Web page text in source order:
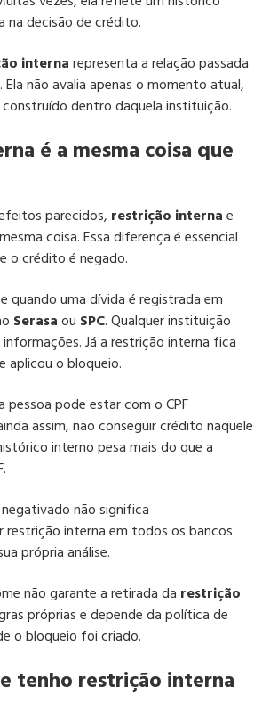
na decisão de crédito.
internarepresenta a relação passada
não avalia apenas o momento atual,
dentro daquela instituição.
é a mesma coisa que
parecidos, restrição internae
coisa. Essa diferença é essencial
o crédito é negado.
quando uma dívida é registrada em
Serasaou SPC. Qualquer instituição
Já a restrição interna fica
aplicou o bloqueio.
pessoa pode estar com o CPF
assim, não conseguir crédito naquele
interno pesa mais do que a
não significa
interna em todos os bancos.
própria análise.
não garante a retirada da restrição
próprias e depende da política de
o bloqueio foi criado.
tenho restrição interna